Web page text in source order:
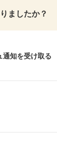
ましたか？
通知を受け取る